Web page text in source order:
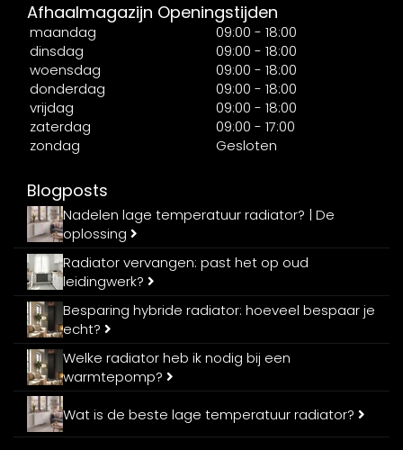
Afhaalmagazijn Openingstijden
maandag
09:00 - 18:00
dinsdag
09:00 - 18:00
woensdag
09:00 - 18:00
donderdag
09:00 - 18:00
vrijdag
09:00 - 18:00
zaterdag
09:00 - 17:00
zondag
Gesloten
Blogposts
Nadelen lage temperatuur radiator? | De
oplossing
Radiator vervangen: past het op oud
leidingwerk?
Besparing hybride radiator: hoeveel bespaar je
echt?
Welke radiator heb ik nodig bij een
warmtepomp?
Wat is de beste lage temperatuur radiator?